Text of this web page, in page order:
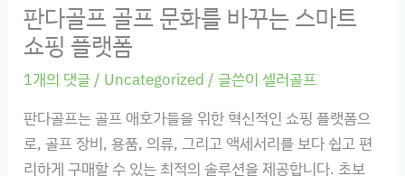
판다골프 골프 문화를 바꾸는 스마트
쇼핑 플랫폼
1개의 댓글 / Uncategorized / 글쓴이 셀러골프
판다골프는 골프 애호가들을 위한 혁신적인 쇼핑 플랫폼으
로, 골프 장비, 용품, 의류, 그리고 액세서리를 보다 쉽고 편
리하게 구매할 수 있는 최적의 솔루션을 제공합니다. 초보